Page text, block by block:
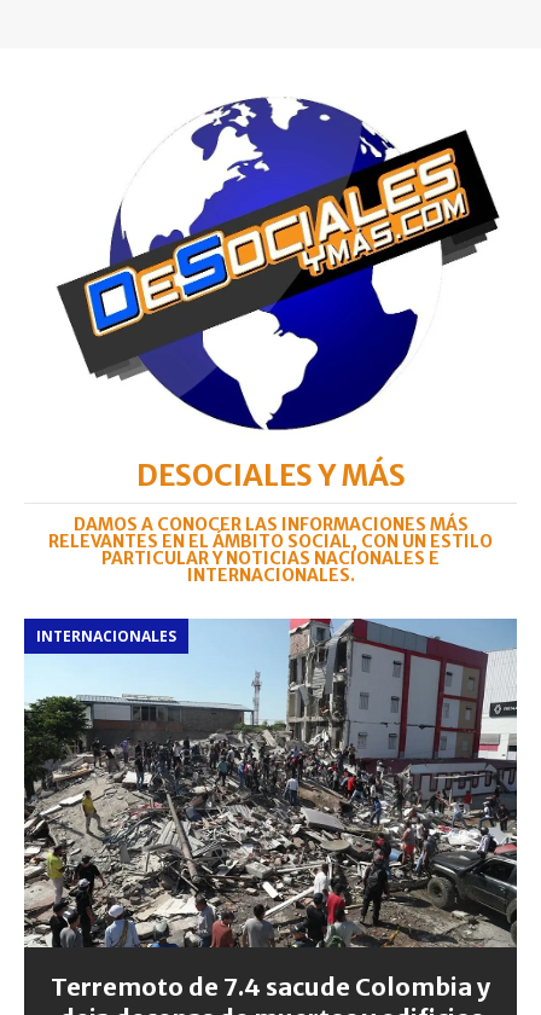
DESOCIALES Y MÁS
DAMOS A CONOCER LAS INFORMACIONES MÁS
RELEVANTES EN EL ÁMBITO SOCIAL, CON UN ESTILO
PARTICULAR Y NOTICIAS NACIONALES E
INTERNACIONALES.
INTERNACIONALES
Terremoto de 7.4 sacude Colombia y